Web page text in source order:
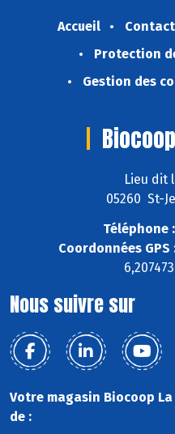
Accueil Contact
Protection
Gestion des
Lieu dit
05260 St-
Téléphone :
Coordonnées GPS
Nous suivre sur
Votre magasin Biocoop
de :